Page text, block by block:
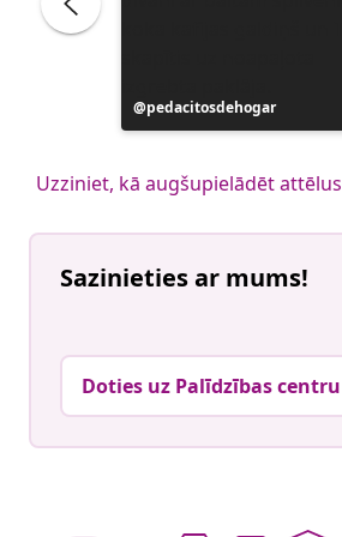
Ierakstu
publicējis
pedacitosdehogar
Uzziniet, kā augšupielādēt attēlus
Sazinieties ar mums!
Doties uz Palīdzības centru